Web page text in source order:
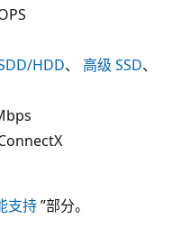
HDD、 高级 SSD、
支持”部分。